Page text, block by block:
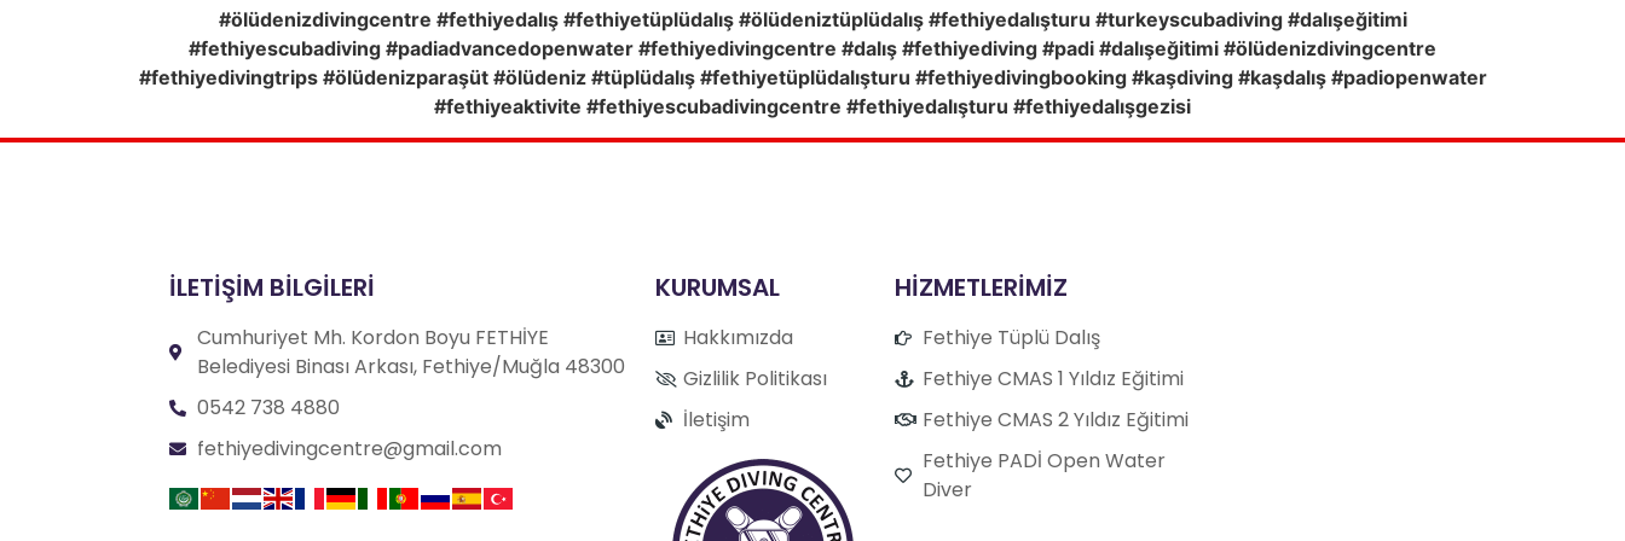
#ölüdenizdivingcentre #fethiyedalış #fethiyetüplüdalış #ölüdeniztüplüdalış #fethiyedalışturu #turkeyscubadiving #dalışeğitimi
#fethiyescubadiving #padiadvancedopenwater #fethiyedivingcentre #dalış #fethiyediving #padi #dalışeğitimi #ölüdenizdivingcentre
#fethiyedivingtrips #ölüdenizparaşüt #ölüdeniz #tüplüdalış #fethiyetüplüdalışturu #fethiyedivingbooking #kaşdiving #kaşdalış #padiopenwater
#fethiyeaktivite #fethiyescubadivingcentre #fethiyedalışturu #fethiyedalışgezisi
İLETİŞİM BİLGİLERİ
Cumhuriyet Mh. Kordon Boyu FETHİYE
Belediyesi Binası Arkası, Fethiye/Muğla 48300
0542 738 4880
fethiyedivingcentre@gmail.com
KURUMSAL
Hakkımızda
Gizlilik Politikası
İletişim
HİZMETLERİMİZ
Fethiye Tüplü Dalış
Fethiye CMAS 1 Yıldız Eğitimi
Fethiye CMAS 2 Yıldız Eğitimi
Fethiye PADİ Open Water
Diver